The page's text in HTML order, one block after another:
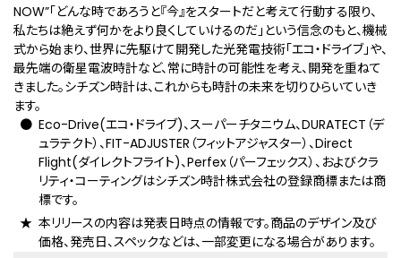
NOW”「どんな時であろうと『今』をスタートだと考えて行動する限り、
私たちは絶えず何かをより良くしていけるのだ」という信念のもと、機械
式から始まり、世界に先駆けて開発した光発電技術「エコ・ドライブ」や、
最先端の衛星電波時計など、常に時計の可能性を考え、開発を重ねて
きました。シチズン時計は、これからも時計の未来を切りひらいていき
ます。
Eco-Drive(エコ・ドライブ)、スーパーチタニウム、DURATECT（デ
ュラテクト）、FIT-ADJUSTER（フィットアジャスター）、Direct
Flight(ダイレクトフライト)、Perfex（パーフェックス）、およびクラ
リティ・コーティングはシチズン時計株式会社の登録商標または商
標です。
本リリースの内容は発表日時点の情報です。商品のデザイン及び
価格、発売日、スペックなどは、一部変更になる場合があります。